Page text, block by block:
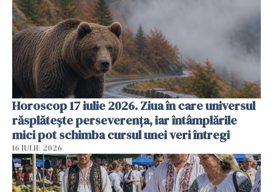
Horoscop 17 iulie 2026. Ziua în care universul
răsplătește perseverența, iar întâmplările
mici pot schimba cursul unei veri întregi
16 IULIE 2026